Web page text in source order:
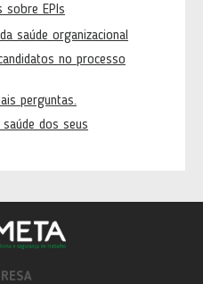
sobre EPIs
saúde organizacional
no processo
perguntas.
dos seus